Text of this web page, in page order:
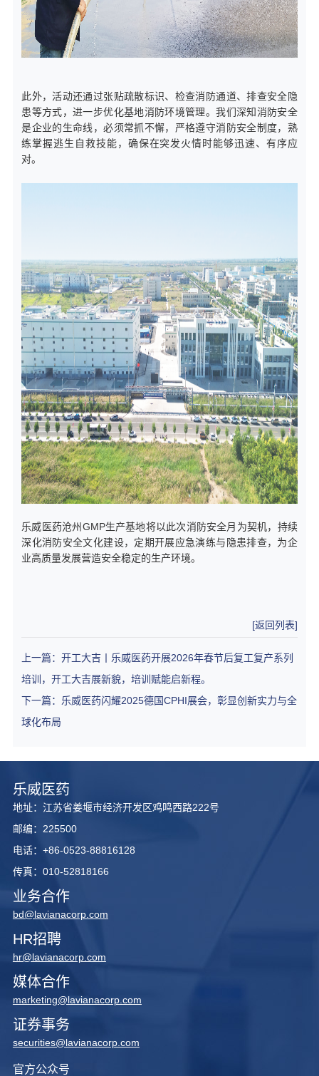
此外，活动还通过张贴疏散标识、检查消防通道、排查安全隐
患等方式，进一步优化基地消防环境管理。我们深知消防安全
是企业的生命线，必须常抓不懈，严格遵守消防安全制度，熟
练掌握逃生自救技能，确保在突发火情时能够迅速、有序应
对。
乐威医药沧州GMP生产基地将以此次消防安全月为契机，持续
深化消防安全文化建设，定期开展应急演练与隐患排查，为企
业高质量发展营造安全稳定的生产环境。
[返回列表]
上一篇：开工大吉丨乐威医药开展2026年春节后复工复产系列
培训，开工大吉展新貌，培训赋能启新程。
下一篇：乐威医药闪耀2025德国CPHI展会，彰显创新实力与全
球化布局
乐威医药
地址：江苏省姜堰市经济开发区鸡鸣西路222号
邮编：225500
电话：+86-0523-88816128
传真：010-52818166
业务合作
bd@lavianacorp.com
HR招聘
hr@lavianacorp.com
媒体合作
marketing@lavianacorp.com
证券事务
securities@lavianacorp.com
官方公众号